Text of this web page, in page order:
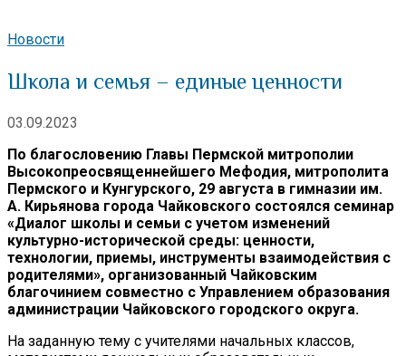
Новости
Школа и семья – единые ценности
03.09.2023
По благословению Главы Пермской митрополии
Высокопреосвященнейшего Мефодия, митрополита
Пермского и Кунгурского, 29 августа в гимназии им.
А. Кирьянова города Чайковского состоялся семинар
«Диалог школы и семьи с учетом изменений
культурно-исторической среды: ценности,
технологии, приемы, инструменты взаимодействия с
родителями», организованный Чайковским
благочинием совместно с Управлением образования
администрации Чайковского городского округа.
На заданную тему с учителями начальных классов,